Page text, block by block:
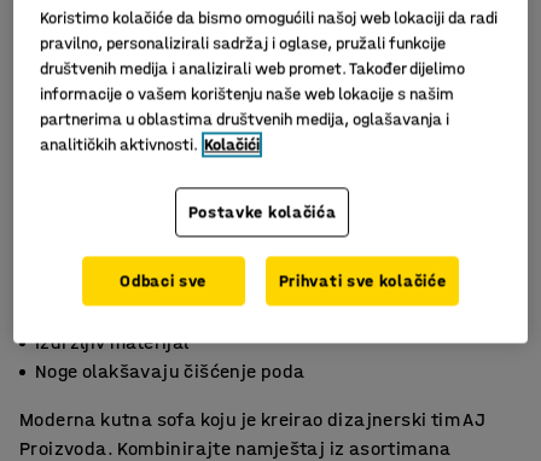
Praktičan namještaj
Izdržljiv materijal
Noge olakšavaju čišćenje poda
Moderna kutna sofa koju je kreirao dizajnerski tim AJ
Proizvoda. Kombinirajte namještaj iz asortimana
Koristimo kolačiće da bismo omogućili našoj web lokaciji da radi
pravilno, personalizirali sadržaj i oglase, pružali funkcije
društvenih medija i analizirali web promet. Također dijelimo
informacije o vašem korištenju naše web lokacije s našim
partnerima u oblastima društvenih medija, oglašavanja i
analitičkih aktivnosti. Kolačići
Postavke kolačića
Odbaci sve Prihvati sve kolačiće